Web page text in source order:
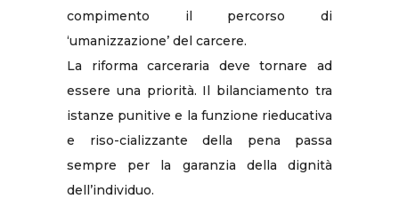
compimento il percorso di
‘umanizzazione’ del carcere.
La riforma carceraria deve tornare ad
essere una priorità. Il bilanciamento tra
istanze punitive e la funzione rieducativa
e riso-cializzante della pena passa
sempre per la garanzia della dignità
dell’individuo.